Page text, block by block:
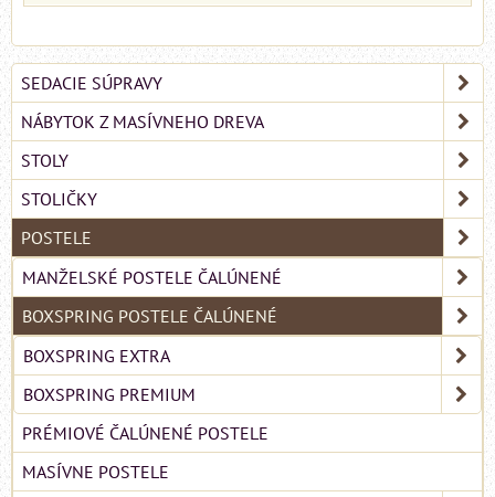
SEDACIE SÚPRAVY
NÁBYTOK Z MASÍVNEHO DREVA
STOLY
STOLIČKY
POSTELE
MANŽELSKÉ POSTELE ČALÚNENÉ
BOXSPRING POSTELE ČALÚNENÉ
BOXSPRING EXTRA
BOXSPRING PREMIUM
PRÉMIOVÉ ČALÚNENÉ POSTELE
MASÍVNE POSTELE